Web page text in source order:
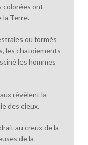
colorées ont
la Terre.
ou formés
les chatoiements
les hommes
révèlent la
des cieux.
au creux de la
de la